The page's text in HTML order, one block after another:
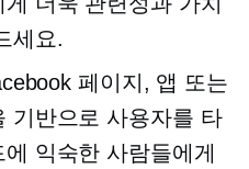
세요.
페이지, 앱 또는
기반으로 사용자를 타
익숙한 사람들에게